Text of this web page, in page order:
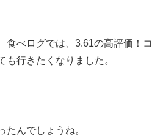
食べログでは、3.61の高評価！コ
も行きたくなりました。
たんでしょうね。